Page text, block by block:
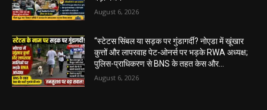
August 6, 2026
“स्टेटस सिंबल या सड़क पर गुंडागर्दी? नोएडा में खूंखार
कुत्तों और लापरवाह पेट-ओनर्स पर भड़के RWA अध्यक्ष;
पुलिस-प्राधिकरण से BNS के तहत केस और...
August 6, 2026